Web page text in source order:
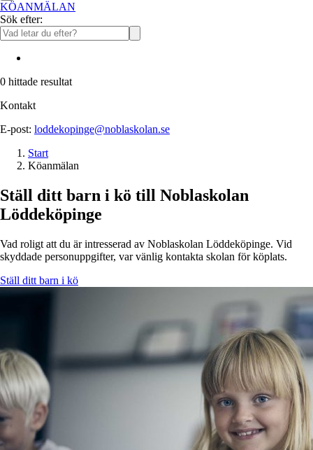
KÖANMÄLAN
Sök efter:
0 hittade resultat
Kontakt
E-post: loddekopinge@noblaskolan.se
Start
Köanmälan
Ställ ditt barn i kö till Noblaskolan
Löddeköpinge
Vad roligt att du är intresserad av Noblaskolan Löddeköpinge. Vid
skyddade personuppgifter, var vänlig kontakta skolan för köplats.
Ställ ditt barn i kö